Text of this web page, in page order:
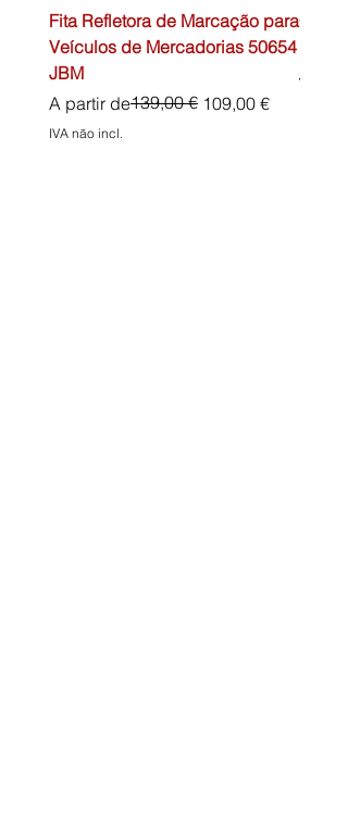
Fita Refletora de Marcação para
Veículos de Mercadorias 50654
JBM
A partir de
Preço normal139,00 € 109,00 €
Preço promocional
IVA não incl.
Preço
45,00 €